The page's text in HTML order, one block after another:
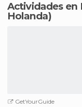
Actividades en
Holanda)
GetYourGuide